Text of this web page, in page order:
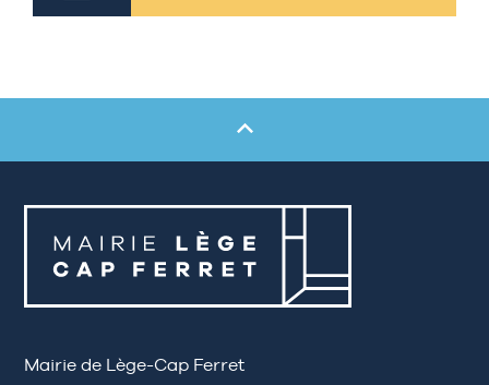
Mairie de Lège-Cap Ferret